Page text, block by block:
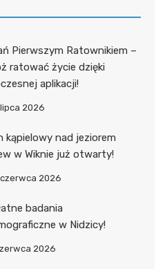
Pierwszym Ratownikiem –
ratować życie dzięki
aplikacji!
2026
kąpielowy nad jeziorem
w Wiknie już otwarty!
2026
badania
w Nidzicy!
2026